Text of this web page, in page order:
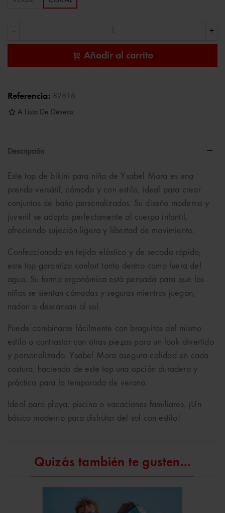
- +
Añadir al carrito
Referencia: 82816
A Lista De Deseos
Descripción
Este top de bikini para niña de Ysabel Mora es una
prenda versátil, cómoda y con estilo, ideal para crear
conjuntos de baño personalizados. Su diseño moderno y
juvenil se adapta perfectamente al cuerpo infantil,
ofreciendo sujeción ligera y libertad de movimiento.
Confeccionado en tejido elástico y de secado rápido,
este top garantiza confort tanto dentro como fuera del
agua. Su forma ergonómica está pensada para que las
niñas se sientan cómodas y seguras mientras juegan,
nadan o descansan al sol.
Puede combinarse fácilmente con braguitas del mismo
estilo o contrastar con otras piezas para un look divertido
y personalizado. Ysabel Mora asegura calidad en cada
costura, haciendo de este top una opción duradera y
práctica para la temporada de verano.
Ideal para playa, piscina o vacaciones familiares. ¡Un
básico moderno para disfrutar del sol con estilo!
Quizás también te gusten...